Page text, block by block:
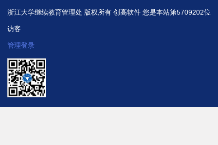
浙江大学继续教育管理处 版权所有 创高软件 您是本站第5709202位
访客
管理登录